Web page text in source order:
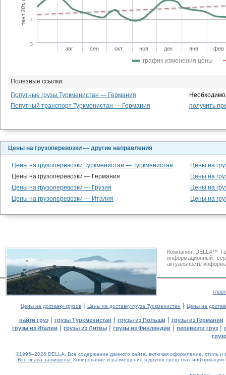
график изменения цены
авг сен окт ноя дек янв фев
3
4
Полезные ссылки:
Попутные грузы Туркменистан — Германия
Попутный транспорт Туркменистан — Германия
получить
Цены на грузоперевозки — другие направления
Цены на грузоперевозки Туркменистан — Туркменистан
Цены на
Цены на грузоперевозки — Германия
Цены на
Цены на грузоперевозки — Грузия
Цены на
Цены на грузоперевозки — Италия
Цены на
Компания DELLA™
информационный
актуальность
Цены на доставку грузов | Цены на доставку груза Туркменистан | Цены на
найти груз| грузы Туркменистан | грузы из Польши | грузы из Германии
грузы из Италии | грузы из Литвы | грузы из Финляндии | перевезти груз |
©1995–2026 DELLA. Все содержание данного сайта, включая оформление, стиль и
Все права защищены. Копирование и размещение в других средствах